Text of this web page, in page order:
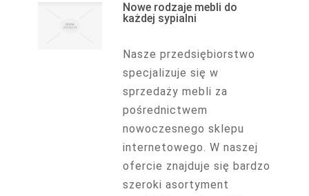
Nowe rodzaje mebli do
każdej sypialni
Nasze przedsiębiorstwo
specjalizuje się w
sprzedaży mebli za
pośrednictwem
nowoczesnego sklepu
internetowego. W naszej
ofercie znajduje się bardzo
szeroki asortyment